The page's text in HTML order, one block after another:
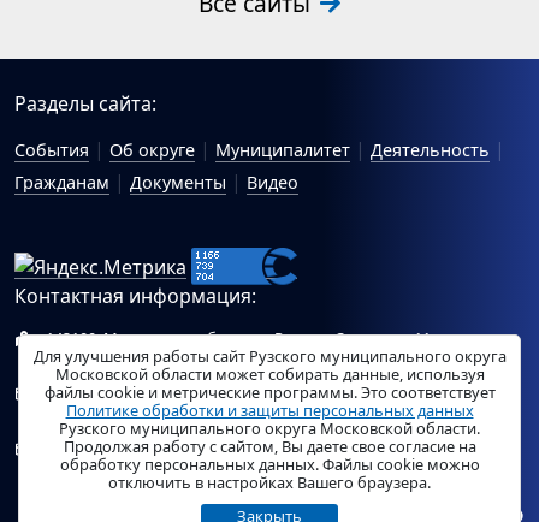
Разделы сайта:
События Об округе Муниципалитет
Деятельность
Гражданам
Документы Видео
Контактная информация:
143100, Московская область, г.Руза, ул.Солнцева, 11
Схема проезда
Общий отдел Администрации Рузского муниципального
округа:ruza_region_ruza@mosreg.ru.
Отдел по работе с обращениями граждан Администрации
Рузского муниципального округа:ruza_og_argo@mosreg.ru
Для улучшения работы сайт Рузского муниципального округа
Московской области может собирать данные, используя
файлы cookie и метрические программы. Это соответствует
Политике обработки и защиты персональных данных
Рузского муниципального округа Московской области.
Продолжая работу с сайтом, Вы даете свое согласие на
обработку персональных данных. Файлы cookie можно
отключить в настройках Вашего браузера.
Закрыть